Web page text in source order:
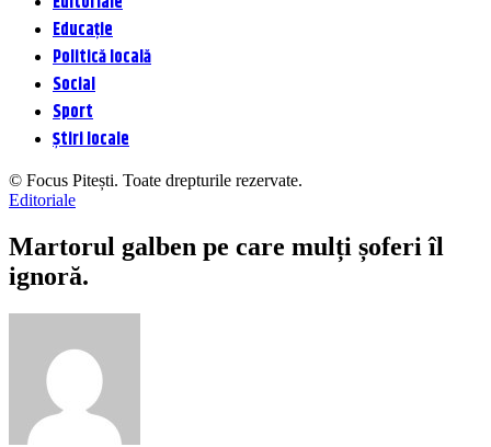
Educație
Politică locală
Social
Sport
Știri locale
© Focus Pitești. Toate drepturile rezervate.
Editoriale
Martorul galben pe care mulți șoferi îl
ignoră.